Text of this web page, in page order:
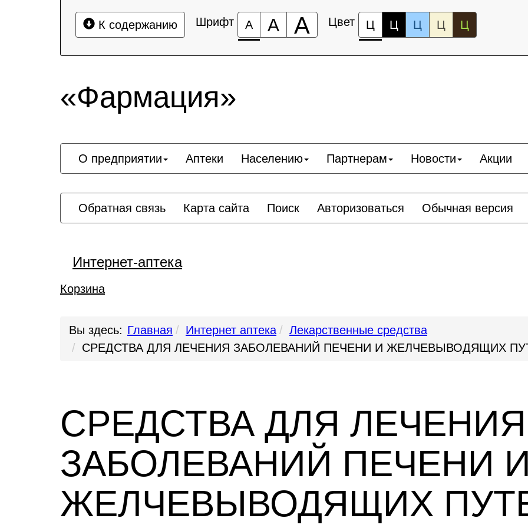
К содержанию Шрифт А А А Цвет Ц Ц Ц Ц Ц
«Фармация»
О предприятии Аптеки Населению Партнерам Новости Акции
Обратная связь Карта сайта Поиск Авторизоваться Обычная версия
Интернет-аптека
Корзина
Вы здесь: Главная Интернет аптека
Лекарственные средства
СРЕДСТВА ДЛЯ ЛЕЧЕНИЯ ЗАБОЛЕВАНИЙ ПЕЧЕНИ И ЖЕЛЧЕВЫВОДЯЩИХ
СРЕДСТВА ДЛЯ ЛЕЧЕНИЯ
ЗАБОЛЕВАНИЙ ПЕЧЕНИ И
ЖЕЛЧЕВЫВОДЯЩИХ